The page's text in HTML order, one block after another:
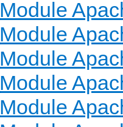
Module
Module
Module
Module
Module